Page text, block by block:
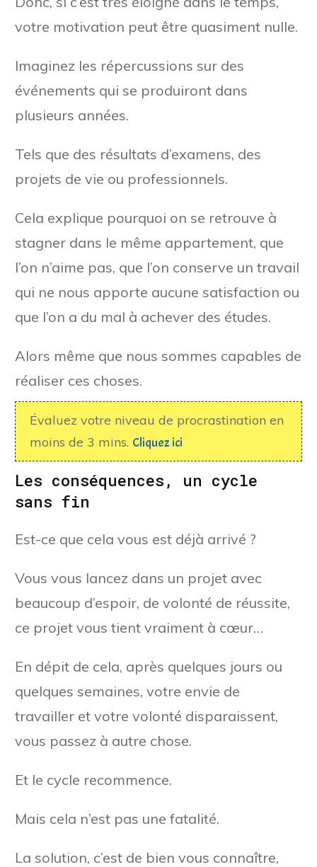
votre motivation peut être quasiment nulle.
Imaginez les répercussions sur des
événements qui se produiront dans
plusieurs années.
Tels que des résultats d’examens, des
projets de vie ou professionnels.
Cela explique pourquoi on se retrouve à
stagner dans le même appartement, que
l’on n’aime pas, que l’on conserve un travail
qui ne nous apporte aucune satisfaction ou
que l’on a du mal à achever des études.
Alors même que nous sommes capables de
réaliser ces choses.
Évaluez votre niveau de procrastination en
moins de 3 mins. Cliquez ici
Les conséquences, un cycle
sans fin
Est-ce que cela vous est déjà arrivé ?
Vous vous lancez dans un projet avec
beaucoup d’espoir, de volonté de réussite,
ce projet vous tient vraiment à cœur…
En dépit de cela, après quelques jours ou
quelques semaines, votre envie de
travailler et votre volonté disparaissent,
vous passez à autre chose.
Et le cycle recommence.
Mais cela n’est pas une fatalité.
La solution, c’est de bien vous connaître,